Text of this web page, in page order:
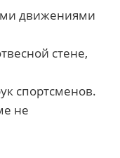
движениями
стене,
спортсменов.
не